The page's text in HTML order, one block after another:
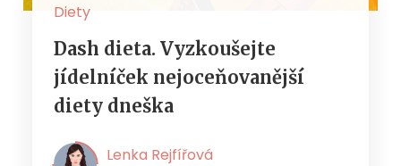
Diety
Dash dieta. Vyzkoušejte
jídelníček nejoceňovanější
diety dneška
Lenka Rejfířová